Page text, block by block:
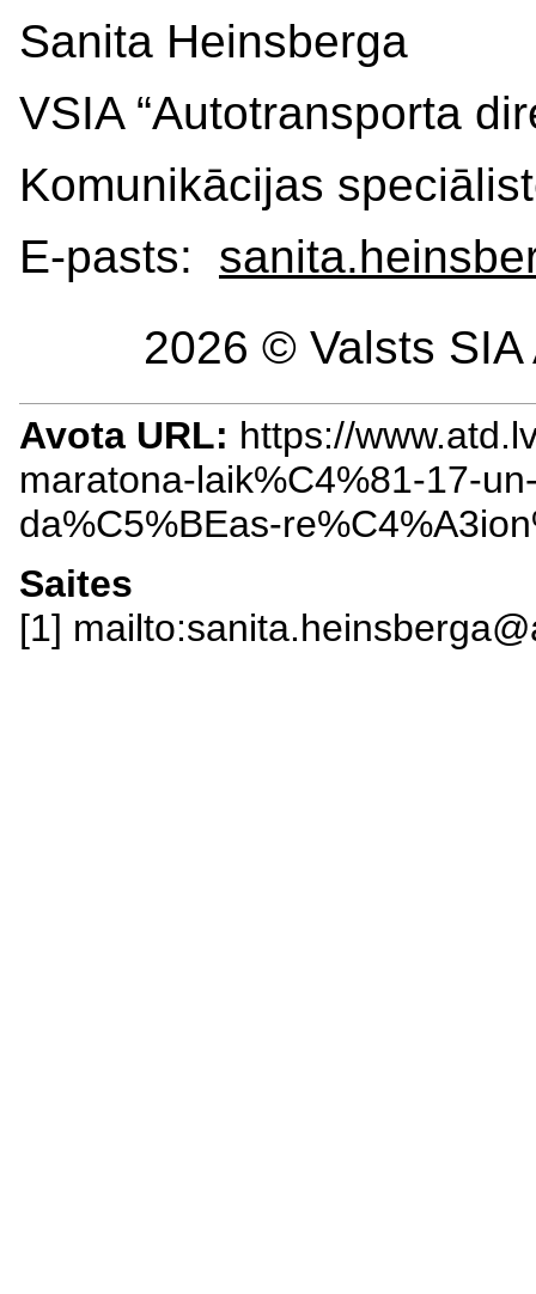
Sanita Heinsberga
VSIA “Autotransporta
Komunikācijas
E-pasts:
2026 © Valsts
Avota URL: https://
maratona-laik%C4%81-17-
da%C5%BEas-
Saites
[1]